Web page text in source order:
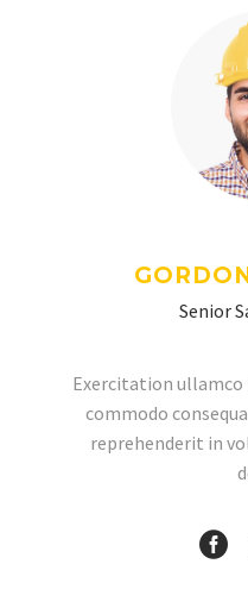
Senior
Exercitation ullamco
commodo
reprehenderit in